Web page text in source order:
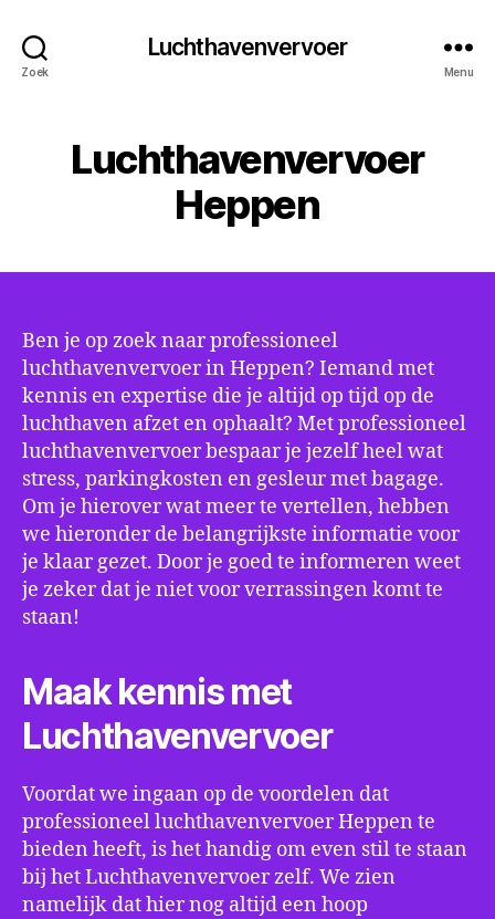
Zoek
Luchthavenvervoer
Menu
Luchthavenvervoer
Heppen
Ben je op zoek naar professioneel
luchthavenvervoer in Heppen? Iemand met
kennis en expertise die je altijd op tijd op de
luchthaven afzet en ophaalt? Met professioneel
luchthavenvervoer bespaar je jezelf heel wat
stress, parkingkosten en gesleur met bagage.
Om je hierover wat meer te vertellen, hebben
we hieronder de belangrijkste informatie voor
je klaar gezet. Door je goed te informeren weet
je zeker dat je niet voor verrassingen komt te
staan!
Maak kennis met
Luchthavenvervoer
Voordat we ingaan op de voordelen dat
professioneel luchthavenvervoer Heppen te
bieden heeft, is het handig om even stil te staan
bij het Luchthavenvervoer zelf. We zien
namelijk dat hier nog altijd een hoop